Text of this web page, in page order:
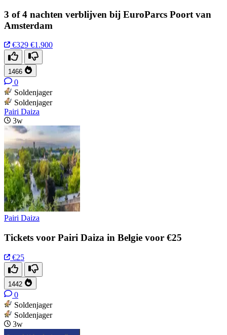
3 of 4 nachten verblijven bij EuroParcs Poort van
Amsterdam
€329 €1.900
1466
0
Soldenjager
Soldenjager
Pairi Daiza
3w
Pairi Daiza
Tickets voor Pairi Daiza in Belgie voor €25
€25
1442
0
Soldenjager
Soldenjager
3w